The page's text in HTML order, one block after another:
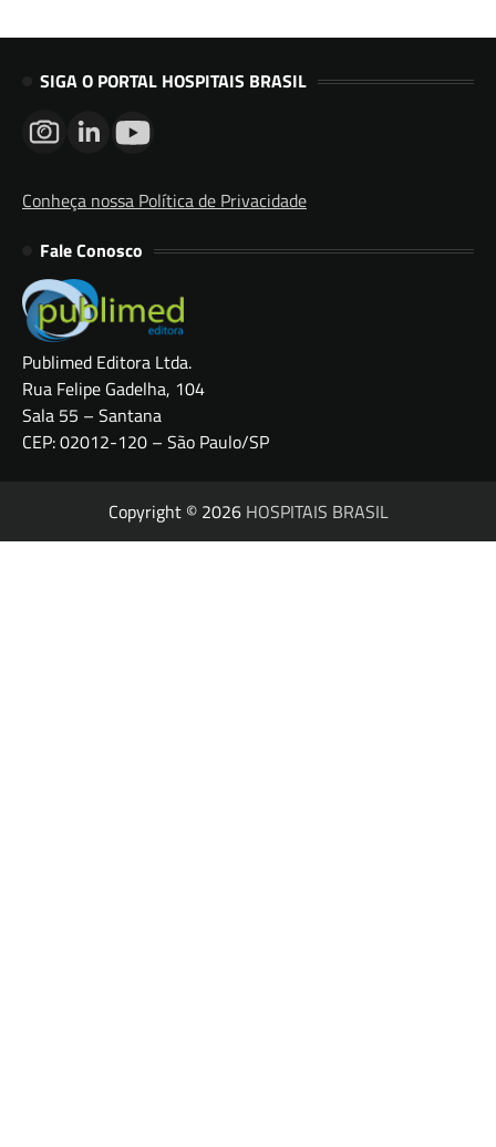
SIGA O PORTAL HOSPITAIS BRASIL
Conheça nossa Política de Privacidade
Fale Conosco
Publimed Editora Ltda.
Rua Felipe Gadelha, 104
Sala 55 – Santana
CEP: 02012-120 – São Paulo/SP
Copyright © 2026 HOSPITAIS BRASIL